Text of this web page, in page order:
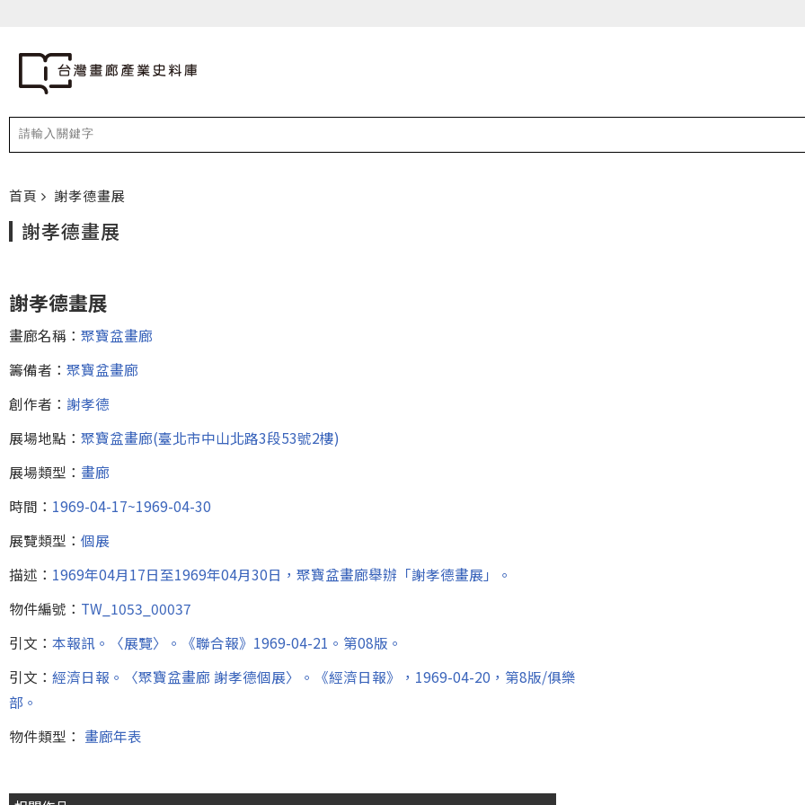
首頁 謝孝德畫展
謝孝德畫展
謝孝德畫展
畫廊名稱： 聚寶盆畫廊
籌備者： 聚寶盆畫廊
創作者： 謝孝德
展場地點： 聚寶盆畫廊(臺北市中山北路3段53號2樓)
展場類型： 畫廊
時間： 1969-04-17~1969-04-30
展覽類型： 個展
描述： 1969年04月17日至1969年04月30日，聚寶盆畫廊舉辦「謝孝德畫展」。
物件編號： TW_1053_00037
引文： 本報訊。〈展覽〉。《聯合報》1969-04-21。第08版。
引文： 經濟日報。〈聚寶盆畫廊 謝孝德個展〉。《經濟日報》，1969-04-20，第8版/俱樂
部。
物件類型： 畫廊年表